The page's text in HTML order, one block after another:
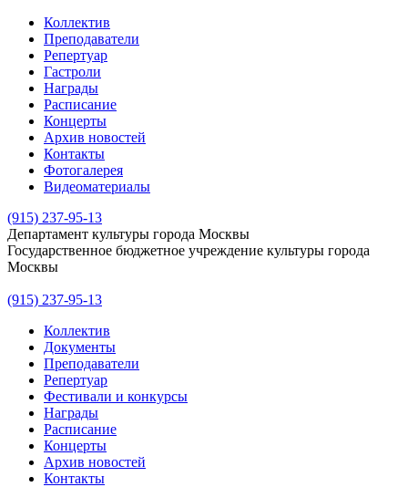
Коллектив
Преподаватели
Репертуар
Гастроли
Награды
Расписание
Концерты
Архив новостей
Контакты
Фотогалерея
Видеоматериалы
(915) 237-95-13
Департамент культуры города Москвы
Государственное бюджетное учреждение культуры города
Москвы
(915) 237-95-13
Коллектив
Документы
Преподаватели
Репертуар
Фестивали и конкурсы
Награды
Расписание
Концерты
Архив новостей
Контакты